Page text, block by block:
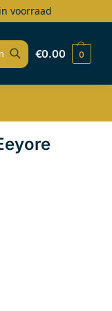
voorraad
€0.00 0